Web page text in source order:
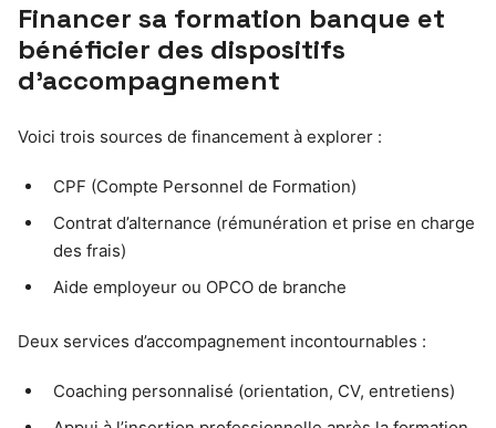
Financer sa formation banque et
bénéficier des dispositifs
d’accompagnement
Voici trois sources de financement à explorer :
CPF (Compte Personnel de Formation)
Contrat d’alternance (rémunération et prise en charge
des frais)
Aide employeur ou OPCO de branche
Deux services d’accompagnement incontournables :
Coaching personnalisé (orientation, CV, entretiens)